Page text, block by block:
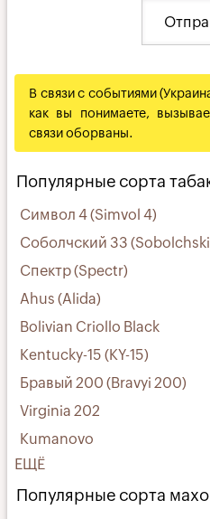
В связи с событиями
как вы понимаете,
связи оборваны.
Популярные сорта
Символ 4 (Simvol 4)
Соболчский 33
Спектр (Spectr)
Ahus (Alida)
Bolivian Criollo Black
Kentucky-15 (KY-15)
Бравый 200 (Bravyi 200)
Virginia 202
Kumanovo
ЕЩЁ
Популярные сорта